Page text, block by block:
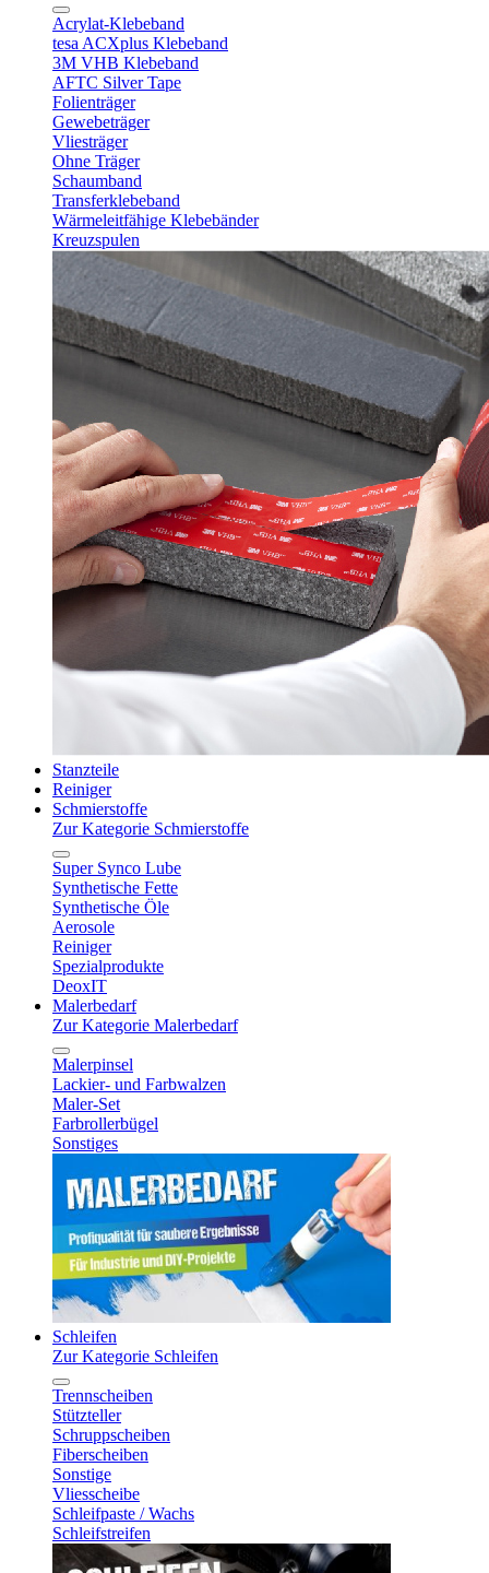
Acrylat-Klebeband
tesa ACXplus Klebeband
3M VHB Klebeband
AFTC Silver Tape
Folienträger
Gewebeträger
Vliesträger
Ohne Träger
Schaumband
Transferklebeband
Wärmeleitfähige Klebebänder
Kreuzspulen
Stanzteile
Reiniger
Schmierstoffe
Zur Kategorie Schmierstoffe
Super Synco Lube
Synthetische Fette
Synthetische Öle
Aerosole
Reiniger
Spezialprodukte
DeoxIT
Malerbedarf
Zur Kategorie Malerbedarf
Malerpinsel
Lackier- und Farbwalzen
Maler-Set
Farbrollerbügel
Sonstiges
Schleifen
Zur Kategorie Schleifen
Trennscheiben
Stützteller
Schruppscheiben
Fiberscheiben
Sonstige
Vliesscheibe
Schleifpaste / Wachs
Schleifstreifen